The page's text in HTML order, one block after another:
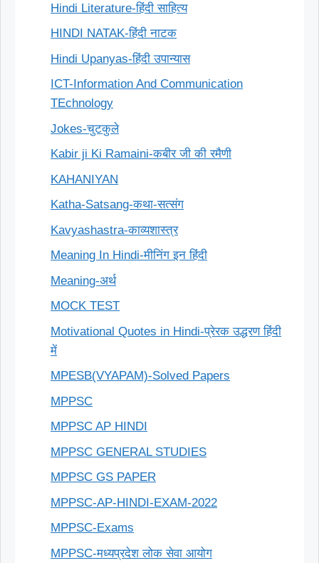
Hindi Literature-हिंदी साहित्य
HINDI NATAK-हिंदी नाटक
Hindi Upanyas-हिंदी उपान्यास
ICT-Information And Communication
TEchnology
Jokes-चुटकुले
Kabir ji Ki Ramaini-कबीर जी की रमैणी
KAHANIYAN
Katha-Satsang-कथा-सत्संग
Kavyashastra-काव्यशास्त्र
Meaning In Hindi-मीनिंग इन हिंदी
Meaning-अर्थ
MOCK TEST
Motivational Quotes in Hindi-प्रेरक उद्धरण हिंदी
में
MPESB(VYAPAM)-Solved Papers
MPPSC
MPPSC AP HINDI
MPPSC GENERAL STUDIES
MPPSC GS PAPER
MPPSC-AP-HINDI-EXAM-2022
MPPSC-Exams
MPPSC-मध्यप्रदेश लोक सेवा आयोग